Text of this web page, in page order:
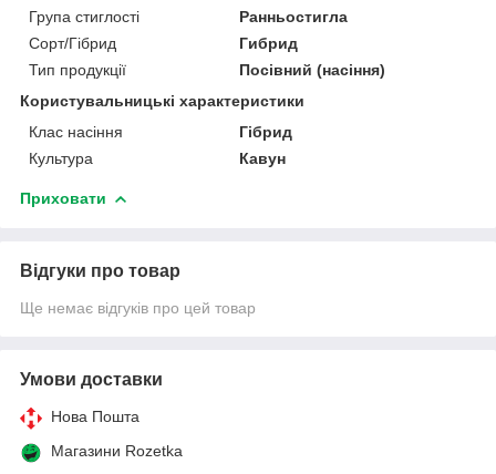
Група стиглості
Ранньостигла
Сорт/Гібрид
Гибрид
Тип продукції
Посівний (насіння)
Користувальницькі характеристики
Клас насіння
Гібрид
Культура
Кавун
Приховати
Відгуки про товар
Ще немає відгуків про цей товар
Умови доставки
Нова Пошта
Магазини Rozetka